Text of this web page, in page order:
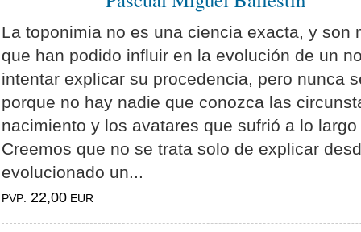
La toponimia no es una ciencia exacta, y son
que han podido influir en la evolución de un
intentar explicar su procedencia, pero nunca
porque no hay nadie que conozca las
nacimiento y los avatares que sufrió a lo
Creemos que no se trata solo de explicar
evolucionado un...
PVP: 22,00 EUR